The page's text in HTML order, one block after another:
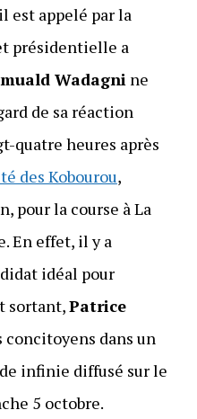
est appelé par la
présidentielle a
Wadagnine
de sa réaction
quatre heures après
des Kobourou,
pour la course à La
En effet, il y a
idéal pour
sortant,Patrice
concitoyens dans un
infinie diffusé sur le
5 octobre.